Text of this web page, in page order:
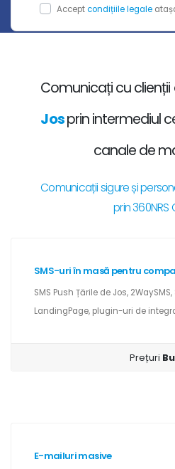
Acceptcondițiile legale
Comunicați cu clienții
Josprin intermediul
canale de
Comunicații sigure și
prin 360NRS
SMS-uri în masă pentru
SMS Push Țările de Jos,
LandingPage, plugin-uri de
Prețuri
E-mailuri masive